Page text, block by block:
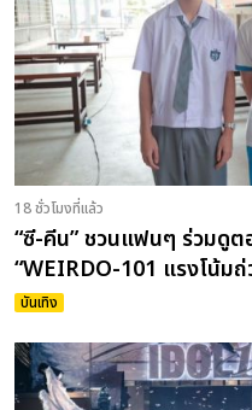
18 ชั่วโมงที่แล้ว
“ซี-คีน” ชวนแฟนๆ ร่วมดู
“WEIRDO-101 แรงโน้มถ่
ขายบัตรพรุ่งนี้ 8 ส.ค.
บันเทิง